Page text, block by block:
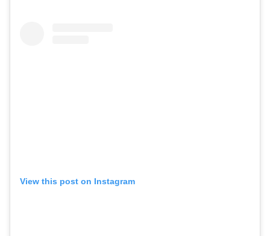
View this post on Instagram